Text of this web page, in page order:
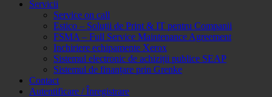
Servicii
Service on call
Estico – Soluții de Print & IT pentru Companii
FSMA – Full Service Maintenance Agreement
Inchiriere echipamente Xerox
Sistemul electronic de achiziții publice SEAP
Sistemul de finanțare prin Grenke
Contact
Autentificare / Înregistrare